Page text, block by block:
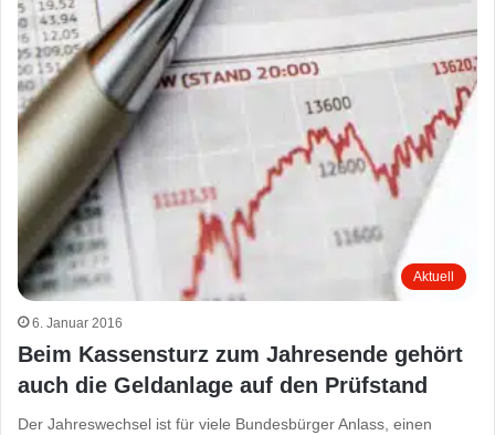
Aktuell
6. Januar 2016
Beim Kassensturz zum Jahresende gehört
auch die Geldanlage auf den Prüfstand
Der Jahreswechsel ist für viele Bundesbürger Anlass, einen